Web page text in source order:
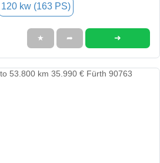
120 kw (163 PS)
★ ➦ ➜